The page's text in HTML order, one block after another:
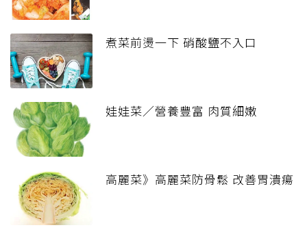
煮菜前燙一下 硝酸鹽不入口
娃娃菜／營養豐富 肉質細嫩
高麗菜》高麗菜防骨鬆 改善胃潰瘍